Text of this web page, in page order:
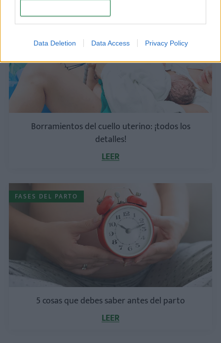
Data Deletion Data Access Privacy Policy
FASES DEL PARTO
Borramientos del cuello uterino: ¡todos los
detalles!
LEER
FASES DEL PARTO
5 cosas que debes saber antes del parto
LEER